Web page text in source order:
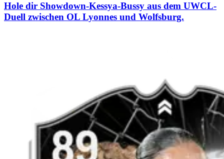
Hole dir Showdown-Kessya-Bussy aus dem UWCL-
Duell zwischen OL Lyonnes und Wolfsburg.